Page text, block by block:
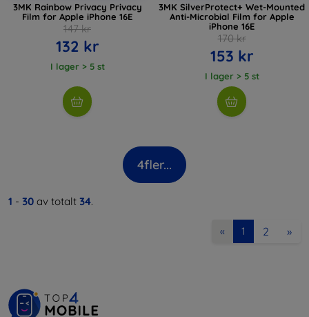
3MK Rainbow Privacy Privacy
Film for Apple iPhone 16E
147 kr
132 kr
I lager > 5 st
3MK SilverProtect+ Wet-Mounted
Anti-Microbial Film for Apple
iPhone 16E
170 kr
153 kr
I lager > 5 st
4fler...
1 - 30 av totalt 34.
« 1 2 »